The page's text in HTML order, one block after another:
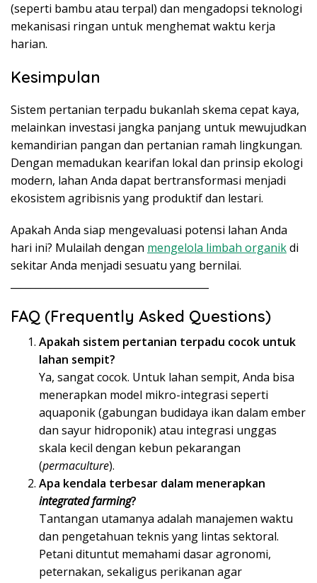
(seperti bambu atau terpal) dan mengadopsi teknologi
mekanisasi ringan untuk menghemat waktu kerja
harian.
Kesimpulan
Sistem pertanian terpadu bukanlah skema cepat kaya,
melainkan investasi jangka panjang untuk mewujudkan
kemandirian pangan dan pertanian ramah lingkungan.
Dengan memadukan kearifan lokal dan prinsip ekologi
modern, lahan Anda dapat bertransformasi menjadi
ekosistem agribisnis yang produktif dan lestari.
Apakah Anda siap mengevaluasi potensi lahan Anda
hari ini? Mulailah dengan mengelola limbah organikdi
sekitar Anda menjadi sesuatu yang bernilai.
FAQ (Frequently Asked Questions)
Apakah sistem pertanian terpadu cocok untuk
lahan sempit?
Ya, sangat cocok. Untuk lahan sempit, Anda bisa
menerapkan model mikro-integrasi seperti
aquaponik (gabungan budidaya ikan dalam ember
dan sayur hidroponik) atau integrasi unggas
skala kecil dengan kebun pekarangan
(permaculture).
Apa kendala terbesar dalam menerapkan
integrated farming?
Tantangan utamanya adalah manajemen waktu
dan pengetahuan teknis yang lintas sektoral.
Petani dituntut memahami dasar agronomi,
peternakan, sekaligus perikanan agar